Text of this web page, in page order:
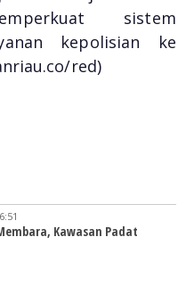
sistem
kepolisian ke
red)
Kawasan Padat